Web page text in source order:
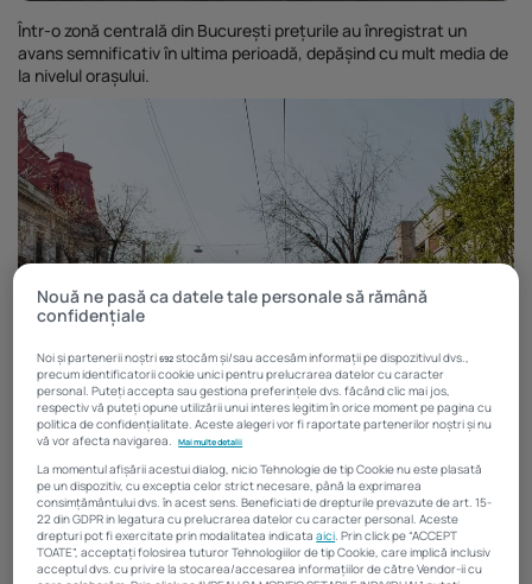
Investiții imobiliare de peste 425...
20 noiembrie 2025 4 Min
Într-o zonă centrală din București prețurile au înregistrat un
avans semnificativ în ultima perioadă, depășind cu mult media de
la nivelul orașului.
Prețul mediu solicitat pentru apartamentele scoase la vânzare în
zona Dacia-Eminescu din Capitală s-a majorat cu aproape 8% pe
parcursul trimestrului III din 2020 și cu aproape 21% în ultimul an,
arată datele cuprinse în cel mai nou raport elaborat deAnalize
Imobiliare, platforma de real estate intelligence lansată de
Nouă ne pasă ca datele tale personale să rămână
confidențiale
Noi și partenerii noștri692 stocăm și/sau accesăm informații pe dispozitivul dvs.,
precum identificatorii cookie unici pentru prelucrarea datelor cu caracter
personal. Puteți accepta sau gestiona preferințele dvs. făcând clic mai jos,
respectiv vă puteți opune utilizării unui interes legitim în orice moment pe pagina cu
politica de confidențialitate. Aceste alegeri vor fi raportate partenerilor noștri și nu
vă vor afecta navigarea.
Mai multe detalii
La momentul afișării acestui dialog, nicio Tehnologie de tip Cookie nu este plasată
pe un dispozitiv, cu exceptia celor strict necesare, până la exprimarea
consimțământului dvs. în acest sens. Beneficiati de drepturile prevazute de art. 15-
22 din GDPR in legatura cu prelucrarea datelor cu caracter personal. Aceste
drepturi pot fi exercitate prin modalitatea indicataaici. Prin click pe “ACCEPT
TOATE”, acceptați folosirea tuturor Tehnologiilor de tip Cookie, care implică inclusiv
acceptul dvs. cu privire la stocarea/accesarea informațiilor de către Vendor-ii cu